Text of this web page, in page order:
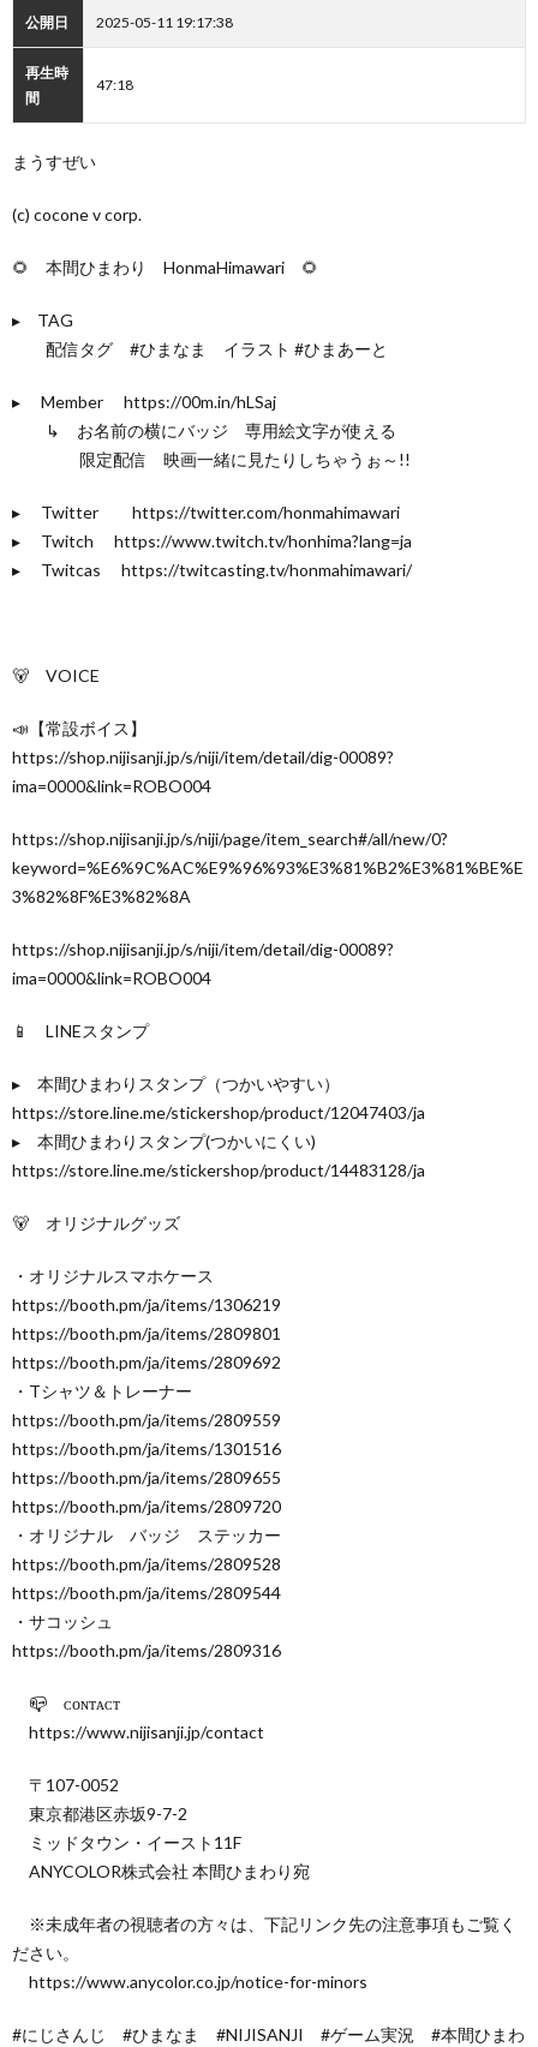
公開日 2025-05-11 19:17:38
再生時
間
47:18
まうすぜい
(c) cocone v corp.
🌻 本間ひまわり HonmaHimawari 🌻
▸︎ TAG
配信タグ #ひまなま イラスト #ひまあーと
▸︎ Member https://00m.in/hLSaj
↳ お名前の横にバッジ 専用絵文字が使える
限定配信 映画一緒に見たりしちゃうぉ～!!
▸︎ Twitter https://twitter.com/honmahimawari
▸︎ Twitch https://www.twitch.tv/honhima?lang=ja
▸︎ Twitcas https://twitcasting.tv/honmahimawari/
🐻 VOICE
📣【常設ボイス】
https://shop.nijisanji.jp/s/niji/item/detail/dig-00089?
ima=0000&link=ROBO004
https://shop.nijisanji.jp/s/niji/page/item_search#/all/new/0?
keyword=%E6%9C%AC%E9%96%93%E3%81%B2%E3%81%BE%E
3%82%8F%E3%82%8A
https://shop.nijisanji.jp/s/niji/item/detail/dig-00089?
ima=0000&link=ROBO004
📱 LINEスタンプ
▸︎ 本間ひまわりスタンプ（つかいやすい）
https://store.line.me/stickershop/product/12047403/ja
▸︎ 本間ひまわりスタンプ(つかいにくい)
https://store.line.me/stickershop/product/14483128/ja
🐻 オリジナルグッズ
・オリジナルスマホケース
https://booth.pm/ja/items/1306219
https://booth.pm/ja/items/2809801
https://booth.pm/ja/items/2809692
・Tシャツ＆トレーナー
https://booth.pm/ja/items/2809559
https://booth.pm/ja/items/1301516
https://booth.pm/ja/items/2809655
https://booth.pm/ja/items/2809720
・オリジナル バッジ ステッカー
https://booth.pm/ja/items/2809528
https://booth.pm/ja/items/2809544
・サコッシュ
https://booth.pm/ja/items/2809316
📪 ᴄᴏɴᴛᴀᴄᴛ
https://www.nijisanji.jp/contact
〒107-0052
東京都港区赤坂9-7-2
ミッドタウン・イースト11F
ANYCOLOR株式会社 本間ひまわり宛
※未成年者の視聴者の方々は、下記リンク先の注意事項もご覧く
ださい。
https://www.anycolor.co.jp/notice-for-minors
#にじさんじ #ひまなま #NIJISANJI #ゲーム実況 #本間ひまわ